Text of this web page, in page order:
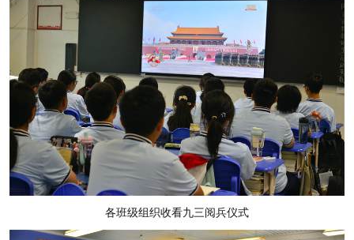
各班级组织收看九三阅兵仪式